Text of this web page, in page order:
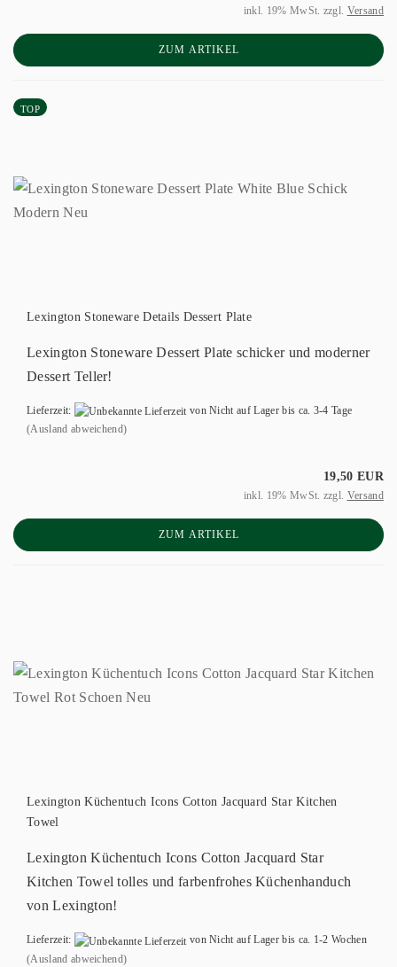
inkl. 19% MwSt. zzgl. Versand
ZUM ARTIKEL
TOP
Lexington Stoneware Details Dessert Plate
Lexington Stoneware Dessert Plate schicker und moderner
Dessert Teller!
Lieferzeit:
von Nicht auf Lager bis ca. 3-4 Tage
(Ausland abweichend)
19,50 EUR
inkl. 19% MwSt. zzgl. Versand
ZUM ARTIKEL
Lexington Küchentuch Icons Cotton Jacquard Star Kitchen
Towel
Lexington Küchentuch Icons Cotton Jacquard Star
Kitchen Towel tolles und farbenfrohes Küchenhanduch
von Lexington!
Lieferzeit:
von Nicht auf Lager bis ca. 1-2 Wochen
(Ausland abweichend)